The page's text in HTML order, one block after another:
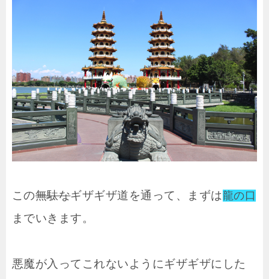
この無駄なギザギザ道を通って、まずは龍の口
までいきます。
悪魔が入ってこれないようにギザギザにした